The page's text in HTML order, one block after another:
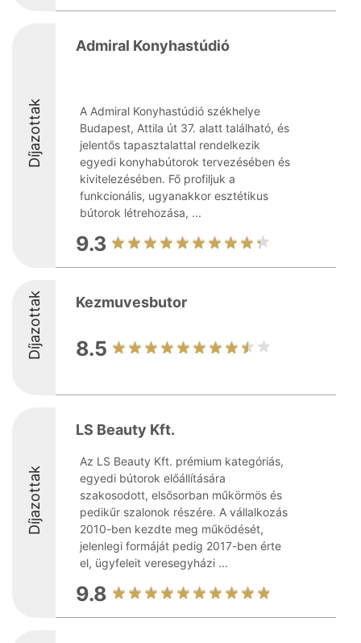
Díjazottak
Admiral Konyhastúdió
A Admiral Konyhastúdió székhelye
Budapest, Attila út 37. alatt található, és
jelentős tapasztalattal rendelkezik
egyedi konyhabútorok tervezésében és
kivitelezésében. Fő profiljuk a
funkcionális, ugyanakkor esztétikus
bútorok létrehozása, ...
9.3
Díjazottak Kezmuvesbutor
8.5
Díjazottak
LS Beauty Kft.
Az LS Beauty Kft. prémium kategóriás,
egyedi bútorok előállítására
szakosodott, elsősorban műkörmös és
pedikűr szalonok részére. A vállalkozás
2010-ben kezdte meg működését,
jelenlegi formáját pedig 2017-ben érte
el, ügyfeleit veresegyházi ...
9.8